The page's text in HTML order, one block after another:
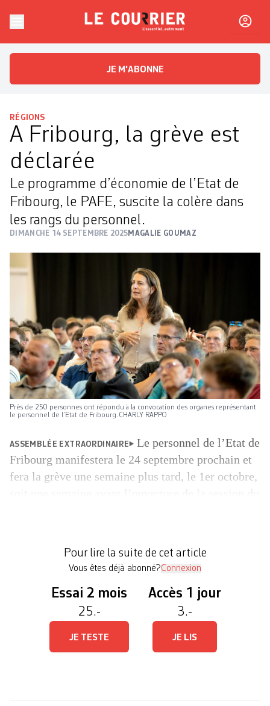
Le CourrierL'essentiel, autrement
JE M'ABONNE
RÉGIONS
A Fribourg, la grève est
déclarée
Le programme d’économie de l’Etat de
Fribourg, le PAFE, suscite la colère dans
les rangs du personnel.
DIMANCHE 14 SEPTEMBRE 2025MAGALIE GOUMAZ
Près de 250 personnes ont répondu à la convocation des organes représentant
le personnel de l’Etat de Fribourg. CHARLY RAPPO
ASSEMBLÉE EXTRAORDINAIRE
Le personnel de l’Etat de
Fribourg manifestera le 24 septembre prochain et
fera la grève une semaine plus tard, le 1er octobre,
Pour lire la suite de cet article
Vous êtes déjà abonné?Connexion
Essai 2 mois
25.-
JE TESTE
Accès 1 jour
3.-
JE LIS